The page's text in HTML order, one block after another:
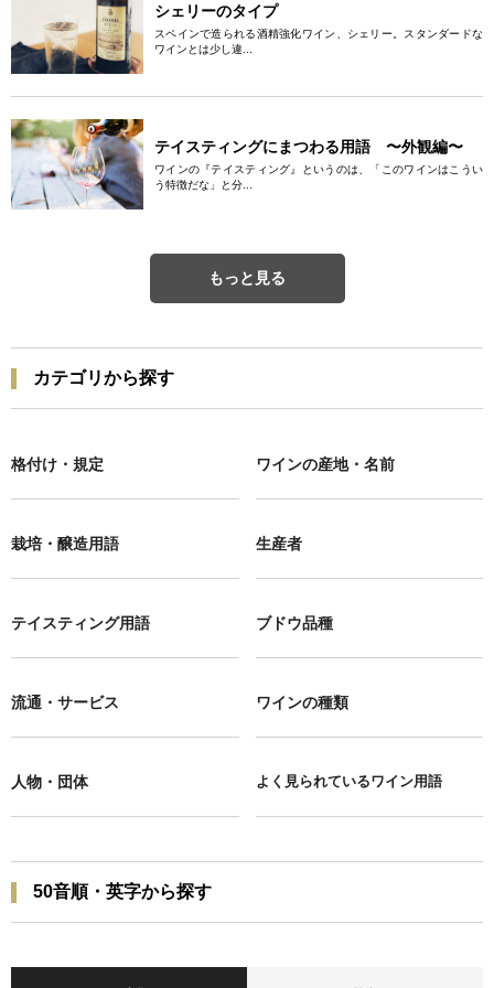
シェリーのタイプ
スペインで造られる酒精強化ワイン、シェリー。スタンダードな
ワインとは少し違...
テイスティングにまつわる用語 〜外観編〜
ワインの『テイスティング』というのは、「このワインはこうい
う特徴だな」と分...
もっと見る
カテゴリから探す
格付け・規定 ワインの産地・名前
栽培・醸造用語 生産者
テイスティング用語 ブドウ品種
流通・サービス ワインの種類
人物・団体 よく見られているワイン用語
50音順・英字から探す